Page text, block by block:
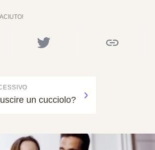
un cucciolo?